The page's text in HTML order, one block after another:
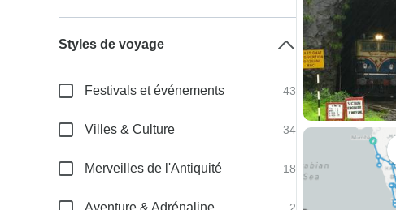
Styles de voyage
Festivals et événements 43
Villes & Culture 34
Merveilles de l'Antiquité 18
Aventure & Adrénaline